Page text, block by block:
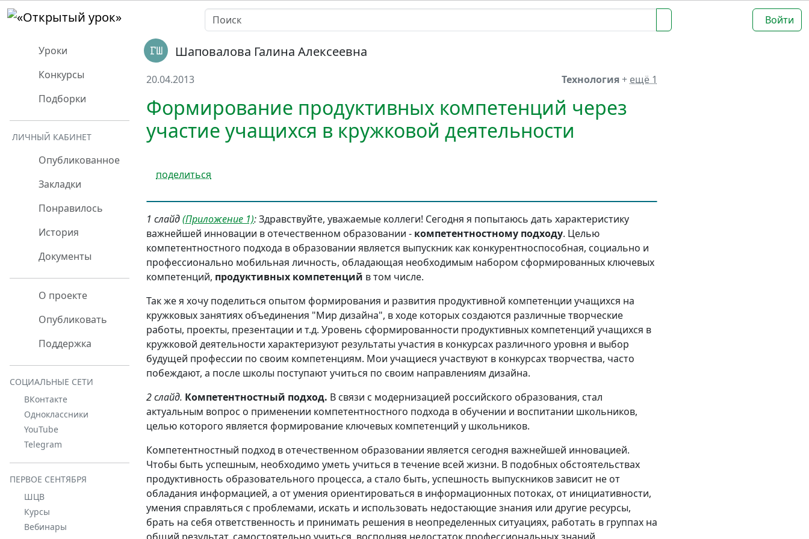
Войти
Уроки
Конкурсы
Подборки
ЛИЧНЫЙ КАБИНЕТ
Опубликованное
Закладки
Понравилось
История
Документы
О проекте
Опубликовать
Поддержка
СОЦИАЛЬНЫЕ СЕТИ
ВКонтакте
Одноклассники
YouTube
Telegram
ПЕРВОЕ СЕНТЯБРЯ
ШЦВ
Курсы
Вебинары
Шаповалова Галина Алексеевна
20.04.2013 Технология+ ещё 1
Формирование продуктивных компетенций через
участие учащихся в кружковой деятельности
поделиться
1 слайд(Приложение 1):Здравствуйте, уважаемые коллеги! Сегодня я попытаюсь дать характеристику
важнейшей инновации в отечественном образовании - компетентностному подходу. Целью
компетентностного подхода в образовании является выпускник как конкурентноспособная, социально и
профессионально мобильная личность, обладающая необходимым набором сформированных ключевых
компетенций, продуктивных компетенций в том числе.
Так же я хочу поделиться опытом формирования и развития продуктивной компетенции учащихся на
кружковых занятиях объединения "Мир дизайна", в ходе которых создаются различные творческие
работы, проекты, презентации и т.д. Уровень сформированности продуктивных компетенций учащихся в
кружковой деятельности характеризуют результаты участия в конкурсах различного уровня и выбор
будущей профессии по своим компетенциям. Мои учащиеся участвуют в конкурсах творчества, часто
побеждают, а после школы поступают учиться по своим направлениям дизайна.
2 слайд. Компетентностный подход. В связи с модернизацией российского образования, стал
актуальным вопрос о применении компетентностного подхода в обучении и воспитании школьников,
целью которого является формирование ключевых компетенций у школьников.
Компетентностный подход в отечественном образовании является сегодня важнейшей инновацией.
Чтобы быть успешным, необходимо уметь учиться в течение всей жизни. В подобных обстоятельствах
продуктивность образовательного процесса, а стало быть, успешность выпускников зависит не от
обладания информацией, а от умения ориентироваться в информационных потоках, от инициативности,
умения справляться с проблемами, искать и использовать недостающие знания или другие ресурсы,
брать на себя ответственность и принимать решения в неопределенных ситуациях, работать в группах на